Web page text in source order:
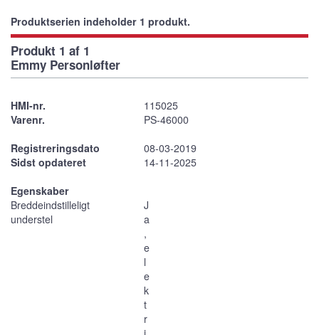
Produktserien indeholder 1 produkt.
Produkt 1 af 1
Emmy Personløfter
HMI-nr.
115025
Varenr.
PS-46000
Registreringsdato
08-03-2019
Sidst opdateret
14-11-2025
Egenskaber
Breddeindstilleligt
understel
J
a
,
e
l
e
k
t
r